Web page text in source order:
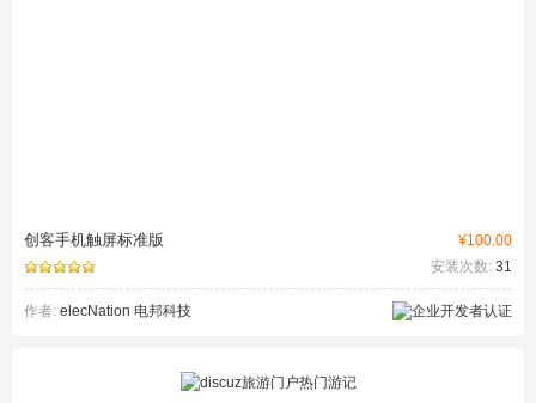
¥100.00
创客手机触屏标准版
安装次数: 31
作者: elecNation 电邦科技